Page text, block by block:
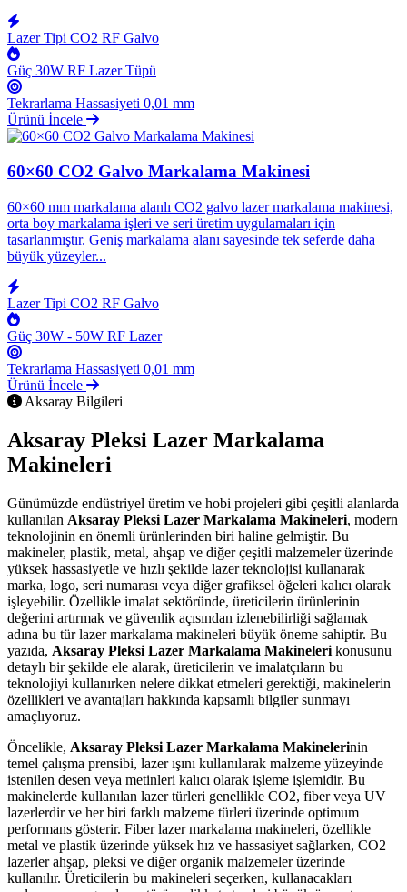
Lazer Tipi CO2 RF Galvo
Güç 30W RF Lazer Tüpü
Tekrarlama Hassasiyeti 0,01 mm
Ürünü İncele
60×60 CO2 Galvo Markalama Makinesi
60×60 mm markalama alanlı CO2 galvo lazer markalama makinesi,
orta boy markalama işleri ve seri üretim uygulamaları için
tasarlanmıştır. Geniş markalama alanı sayesinde tek seferde daha
büyük yüzeyler...
Lazer Tipi CO2 RF Galvo
Güç 30W - 50W RF Lazer
Tekrarlama Hassasiyeti 0,01 mm
Ürünü İncele
Aksaray Bilgileri
Aksaray Pleksi Lazer Markalama
Makineleri
Günümüzde endüstriyel üretim ve hobi projeleri gibi çeşitli alanlarda
kullanılan Aksaray Pleksi Lazer Markalama Makineleri, modern
teknolojinin en önemli ürünlerinden biri haline gelmiştir. Bu
makineler, plastik, metal, ahşap ve diğer çeşitli malzemeler üzerinde
yüksek hassasiyetle ve hızlı şekilde lazer teknolojisi kullanarak
marka, logo, seri numarası veya diğer grafiksel öğeleri kalıcı olarak
işleyebilir. Özellikle imalat sektöründe, üreticilerin ürünlerinin
değerini artırmak ve güvenlik açısından izlenebilirliği sağlamak
adına bu tür lazer markalama makineleri büyük öneme sahiptir. Bu
yazıda, Aksaray Pleksi Lazer Markalama Makineleri konusunu
detaylı bir şekilde ele alarak, üreticilerin ve imalatçıların bu
teknolojiyi kullanırken nelere dikkat etmeleri gerektiği, makinelerin
özellikleri ve avantajları hakkında kapsamlı bilgiler sunmayı
amaçlıyoruz.
Öncelikle, Aksaray Pleksi Lazer Markalama Makinelerinin
temel çalışma prensibi, lazer ışını kullanılarak malzeme yüzeyinde
istenilen desen veya metinleri kalıcı olarak işleme işlemidir. Bu
makinelerde kullanılan lazer türleri genellikle CO2, fiber veya UV
lazerlerdir ve her biri farklı malzeme türleri üzerinde optimum
performans gösterir. Fiber lazer markalama makineleri, özellikle
metal ve plastik üzerinde yüksek hız ve hassasiyet sağlarken, CO2
lazerler ahşap, pleksi ve diğer organik malzemeler üzerinde
kullanılır. Üreticilerin bu makineleri seçerken, kullanacakları